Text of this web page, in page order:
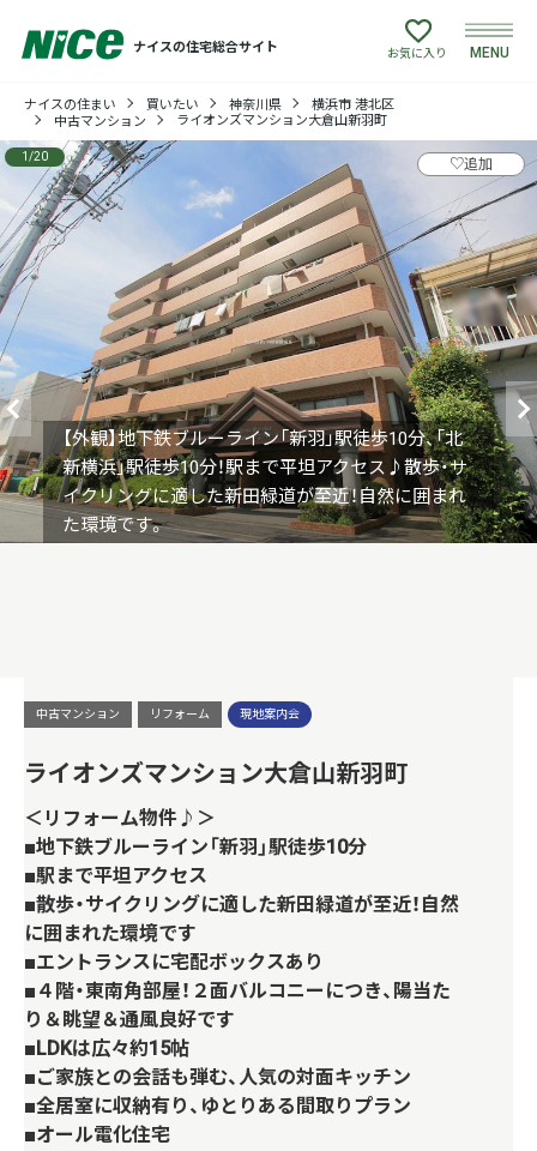
ナイスの住宅総合サイト
買いたい
建てたい
リフォームしたい
借りたい
貸したい
店舗情報
お気に入り MENU
ナイスの住まい 買いたい 神奈川県
横浜市 港北区
中古マンション
ライオンズマンション大倉山新羽町
♡追加
1 /20
【外観】地下鉄ブルーライン「新羽」駅徒歩10分、「北
新横浜」駅徒歩10分！駅まで平坦アクセス♪散歩・サ
イクリングに適した新田緑道が至近！自然に囲まれ
た環境です。
中古マンション リフォーム 現地案内会
ライオンズマンション大倉山新羽町
＜リフォーム物件♪＞
■地下鉄ブルーライン「新羽」駅徒歩10分
■駅まで平坦アクセス
■散歩・サイクリングに適した新田緑道が至近！自然
に囲まれた環境です
■エントランスに宅配ボックスあり
■４階・東南角部屋！２面バルコニーにつき、陽当た
り＆眺望＆通風良好です
■LDKは広々約15帖
■ご家族との会話も弾む、人気の対面キッチン
■全居室に収納有り、ゆとりある間取りプラン
■オール電化住宅